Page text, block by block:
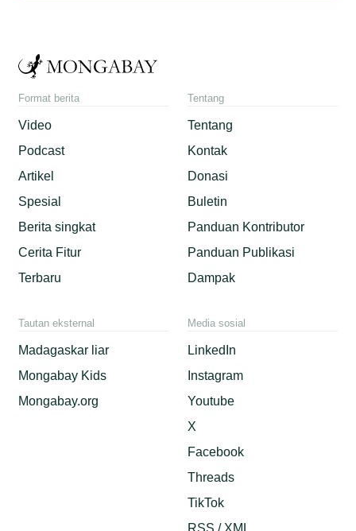
Format berita
Video
Podcast
Artikel
Spesial
Berita singkat
Cerita Fitur
Terbaru
Tentang
Tentang
Kontak
Donasi
Buletin
Panduan Kontributor
Panduan Publikasi
Dampak
Tautan eksternal
Madagaskar liar
Mongabay Kids
Mongabay.org
Media sosial
LinkedIn
Instagram
Youtube
X
Facebook
Threads
TikTok